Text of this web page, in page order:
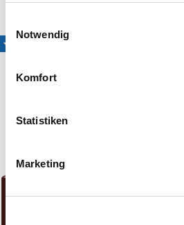
Notwendig
Komfort
Statistiken
Marketing
Aussprache-Hilfe
Exclusiv eingespielt für das